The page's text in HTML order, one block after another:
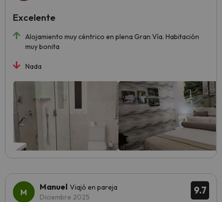
Alojamiento muy céntrico en plena Gran Vía. Habitación
muy bonita
Nada
Excelente
9.7
Manuel Viajó en pareja
Diciembre 2025